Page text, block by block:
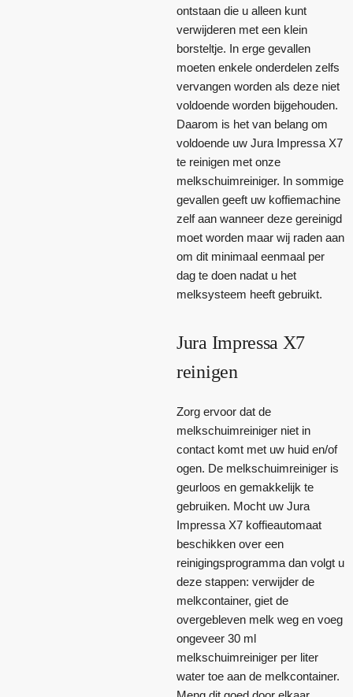
ontstaan die u alleen kunt
verwijderen met een klein
borsteltje. In erge gevallen
moeten enkele onderdelen zelfs
vervangen worden als deze niet
voldoende worden bijgehouden.
Daarom is het van belang om
voldoende uw Jura Impressa X7
te reinigen met onze
melkschuimreiniger. In sommige
gevallen geeft uw koffiemachine
zelf aan wanneer deze gereinigd
moet worden maar wij raden aan
om dit minimaal eenmaal per
dag te doen nadat u het
melksysteem heeft gebruikt.
Jura Impressa X7
reinigen
Zorg ervoor dat de
melkschuimreiniger niet in
contact komt met uw huid en/of
ogen. De melkschuimreiniger is
geurloos en gemakkelijk te
gebruiken. Mocht uw Jura
Impressa X7 koffieautomaat
beschikken over een
reinigingsprogramma dan volgt u
deze stappen: verwijder de
melkcontainer, giet de
overgebleven melk weg en voeg
ongeveer 30 ml
melkschuimreiniger per liter
water toe aan de melkcontainer.